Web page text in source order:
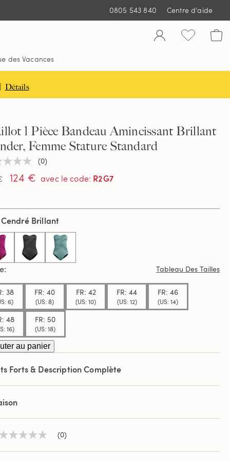
0805 543 840 Centre d'aide
des Vacances
Détails
1 Pièce Bandeau Amincissant Brillant
Femme Stature Standard
(0)
124 € avec le code: R2G7
Brillant
selected
Tableau Des Tailles
38
6)
FR: 40
(US: 8)
FR: 42
(US: 10)
FR: 44
(US: 12)
FR: 46
(US: 14)
48
16)
FR: 50
(US: 18)
au panier
Forts & Description Complète
Aucune (0)